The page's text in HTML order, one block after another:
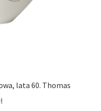
lata 60. Thomas